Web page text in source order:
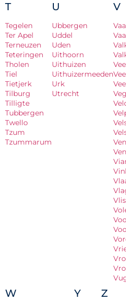
T
Tegelen
Ter Apel
Terneuzen
Teteringen
Tholen
Tiel
Tietjerk
Tilburg
Tilligte
Tubbergen
Twello
Tzum
Tzummarum
U
Ubbergen
Uddel
Uden
Uithoorn
Uithuizen
Uithuizermeeden
Urk
Utrecht
V
W Y Z